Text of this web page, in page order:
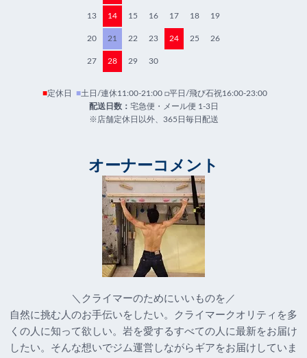
13 14 15 16 17 18 19
20 21 22 23 24 25 26
27 28 29 30
■定休日 ■土日/連休11:00-21:00 □平日/飛び石祝16:00-23:00
配送日数： 宅急便・メール便 1-3日
※店舗定休日以外、365日毎日配送
オーナーコメント
＼クライマーのためにいいものを／
自然に挑む人のお手伝いをしたい。クライマークオリティを多
くの人に知って欲しい。岩を愛するすべての人に最新をお届け
したい。そんな想いでジム運営しながらギアをお届けしていま